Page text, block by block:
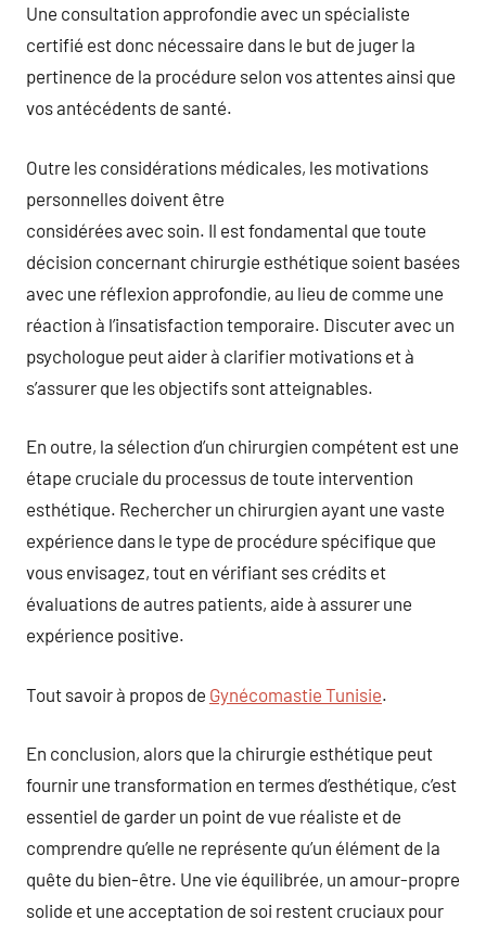
Une consultation approfondie avec un spécialiste
certifié est donc nécessaire dans le but de juger la
pertinence de la procédure selon vos attentes ainsi que
vos antécédents de santé.
Outre les considérations médicales, les motivations
personnelles doivent être
considérées avec soin. Il est fondamental que toute
décision concernant chirurgie esthétique soient basées
avec une réflexion approfondie, au lieu de comme une
réaction à l’insatisfaction temporaire. Discuter avec un
psychologue peut aider à clarifier motivations et à
s’assurer que les objectifs sont atteignables.
En outre, la sélection d’un chirurgien compétent est une
étape cruciale du processus de toute intervention
esthétique. Rechercher un chirurgien ayant une vaste
expérience dans le type de procédure spécifique que
vous envisagez, tout en vérifiant ses crédits et
évaluations de autres patients, aide à assurer une
expérience positive.
Tout savoir à propos de Gynécomastie Tunisie.
En conclusion, alors que la chirurgie esthétique peut
fournir une transformation en termes d’esthétique, c’est
essentiel de garder un point de vue réaliste et de
comprendre qu’elle ne représente qu’un élément de la
quête du bien-être. Une vie équilibrée, un amour-propre
solide et une acceptation de soi restent cruciaux pour